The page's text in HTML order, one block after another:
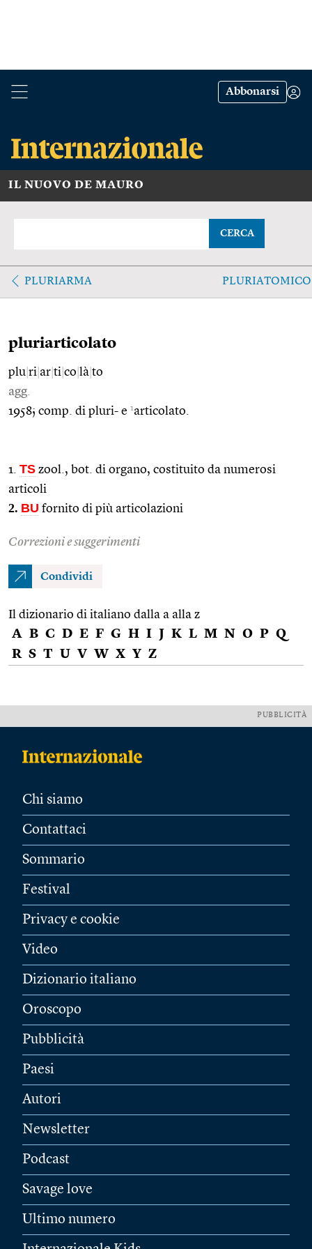
Abbonarsi
IL NUOVO DE MAURO
CERCA
PLURIARMA PLURIATOMICO
pluriarticolato
plu ri ar ti co là to
agg.
1958; comp. di pluri- e 1articolato.
1. TS zool., bot. di organo, costituito da numerosi
articoli
2. BU fornito di più articolazioni
Correzioni e suggerimenti
Condividi
Il dizionario di italiano dalla a alla z
A B C D E F G H I J K L M N O P Q
R S T U V W X Y Z
PUBBLICITÀ
Chi siamo
Contattaci
Sommario
Festival
Privacy e cookie
Video
Dizionario italiano
Oroscopo
Pubblicità
Paesi
Autori
Newsletter
Podcast
Savage love
Ultimo numero